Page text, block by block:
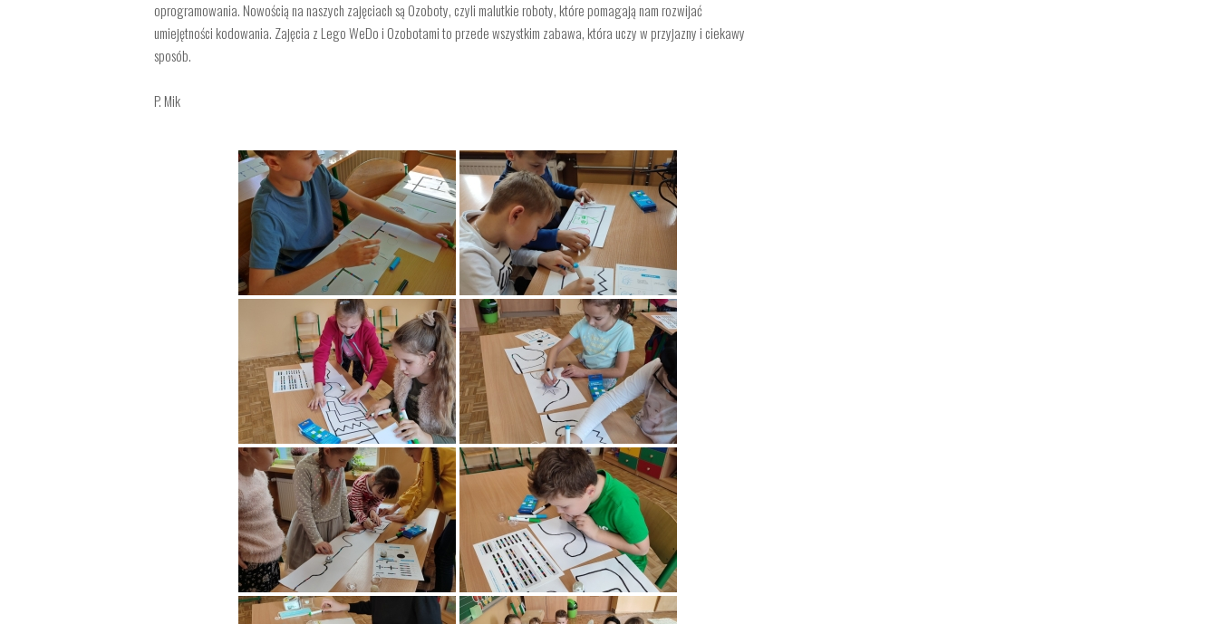
oprogramowania. Nowością na naszych zajęciach są Ozoboty, czyli malutkie roboty, które pomagają nam rozwijać
umiejętności kodowania. Zajęcia z Lego WeDo i Ozobotami to przede wszystkim zabawa, która uczy w przyjazny i ciekawy
sposób.
P. Mik